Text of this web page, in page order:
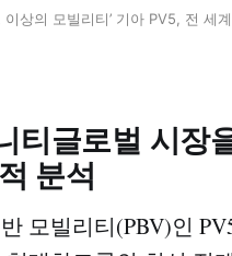
이상의 모빌리티’ 기아 PV5, 전 세
티글로벌 시장
분석
모빌리티(PBV)인